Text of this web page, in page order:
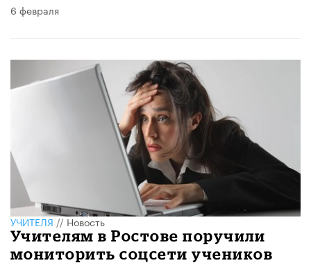
6 февраля
УЧИТЕЛЯ//Новость
Учителям в Ростове поручили
мониторить соцсети учеников